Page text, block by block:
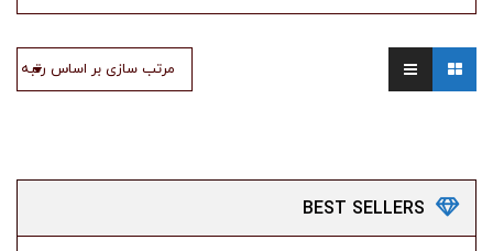
BEST SELLERS
مرتب سازی بر اساس رتبه